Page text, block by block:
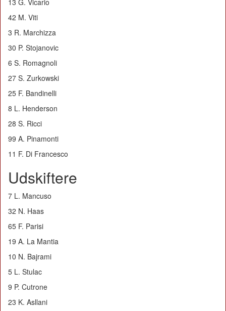
13 G. Vicario
42 M. Viti
3 R. Marchizza
30 P. Stojanovic
6 S. Romagnoli
27 S. Zurkowski
25 F. Bandinelli
8 L. Henderson
28 S. Ricci
99 A. Pinamonti
11 F. Di Francesco
Udskiftere
7 L. Mancuso
32 N. Haas
65 F. Parisi
19 A. La Mantia
10 N. Bajrami
5 L. Stulac
9 P. Cutrone
23 K. Asllani